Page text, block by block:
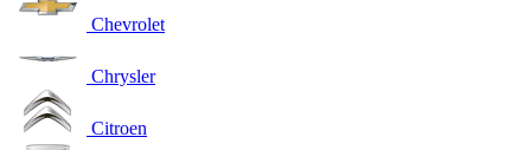
Chevrolet
Chrysler
Citroen